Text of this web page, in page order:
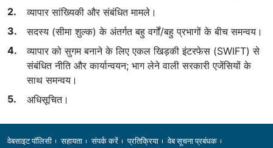
व्यापार सांख्यिकी और संबंधित मामले।
सदस्य (सीमा शुल्क) के अंतर्गत बहु वर्गों/बहु प्रभागों के बीच समन्वय।
व्यापार को सुगम बनाने के लिए एकल खिड़की इंटरफेस (SWIFT) से
संबंधित नीति और कार्यान्वयन; भाग लेने वाली सरकारी एजेंसियों के
साथ समन्वय।
अधिसूचित।
Footer
वेबसाइट पॉलिसी सहायता संपर्क करें प्रतिक्रिया वेब सूचना प्रबंधक